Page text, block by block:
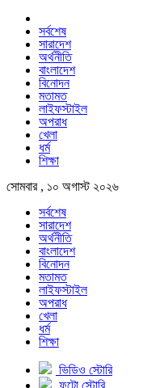
সর্বশেষ
সারাদেশ
অর্থনীতি
বাংলাদেশ
বিনোদন
মতামত
লাইফস্টাইল
অপরাধ
খেলা
ধর্ম
শিক্ষা
সোমবার , ১০ অগাস্ট ২০২৬
সর্বশেষ
সারাদেশ
অর্থনীতি
বাংলাদেশ
বিনোদন
মতামত
লাইফস্টাইল
অপরাধ
খেলা
ধর্ম
শিক্ষা
ভিডিও স্টোরি
ফটো স্টোরি